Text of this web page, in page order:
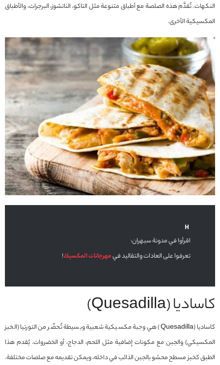
النكهات. تُقدَّم هذه الصلصة مع أطباق متنوعة مثل التاكو، الناتشوز، البرجرات، والأطباق
المكسيكية الأخرى.
اقرأوا في مدونة سبهران:
تعرفوا على العادات والتقاليد فيمهرجانات المكسيك!
كاساديا (Quesadilla)
كاساديا (Quesadilla) هي وجبة مكسيكية شعبية وبسيطة تُحضّر من التورتيا (الخبز
المكسيكي) والجبن مع مكونات إضافية مثل اللحم، الدجاج، أو الخضروات. يُقدم هذا
الطبق كخبز مسطح محشو بالجبن الذائب في داخله، ويمكن تقديمه مع صلصات مختلفة.